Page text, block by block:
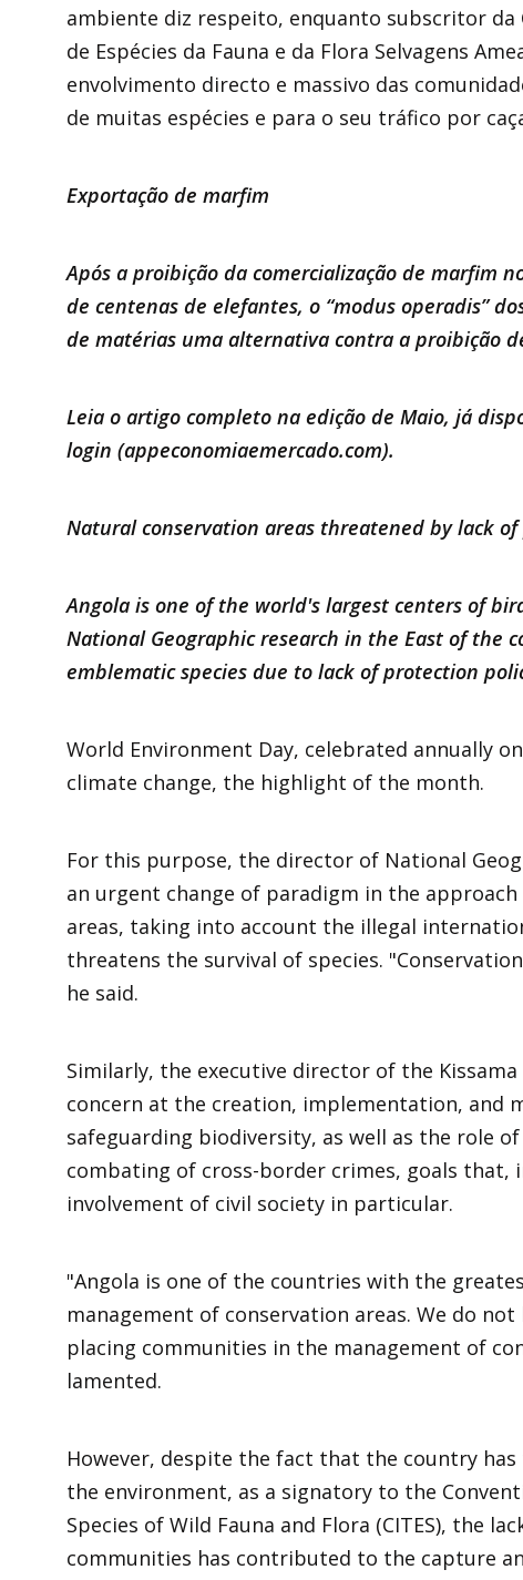
ambiente diz respeito, enquanto subscritor da
de Espécies da Fauna e da Flora Selvagens
envolvimento directo e massivo das
de muitas espécies e para o seu tráfico por
Exportação de marfim
Após a proibição da comercialização de marfim
de centenas de elefantes, o “modus operadis”
de matérias uma alternativa contra a proibição
Leia o artigo completo na edição de Maio, já
login (appeconomiaemercado.com).
Natural conservation areas threatened by lack of
Angola is one of the world's largest centers of
National Geographic research in the East of the
emblematic species due to lack of protection
World Environment Day, celebrated annually
climate change, the highlight of the month.
For this purpose, the director of National
an urgent change of paradigm in the
areas, taking into account the illegal
threatens the survival of species.
he said.
Similarly, the executive director of the
concern at the creation, implementation, and
safeguarding biodiversity, as well as the role
combating of cross-border crimes, goals that,
involvement of civil society in particular.
"Angola is one of the countries with the
management of conservation areas. We do
placing communities in the management of
lamented.
However, despite the fact that the country
the environment, as a signatory to the
Species of Wild Fauna and Flora (CITES), the
communities has contributed to the capture